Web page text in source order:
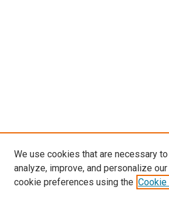
We use cookies that are necessary
analyze, improve, and personalize
cookie preferences using the